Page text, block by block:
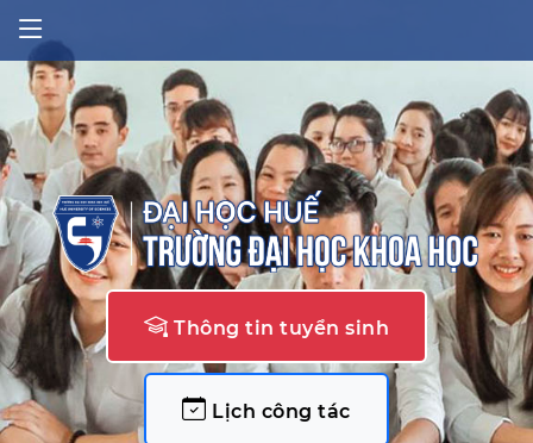
Thông tin tuyển sinh
Lịch công tác